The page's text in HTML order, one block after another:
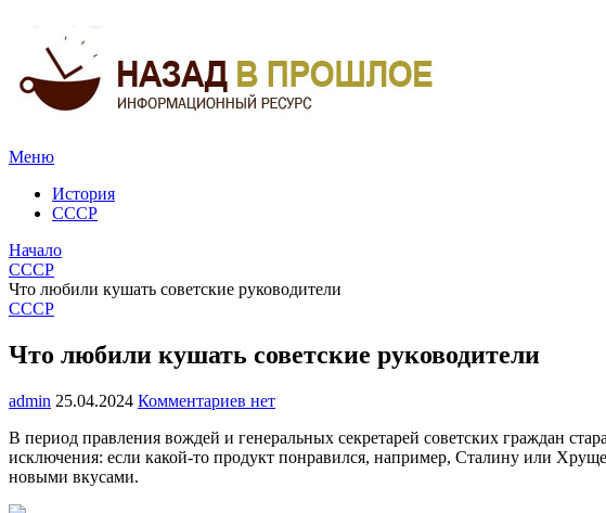
Меню
История
СССР
Начало
СССР
Что любили кушать советские руководители
СССР
Что любили кушать советские руководители
admin 25.04.2024 Комментариев нет
В период правления вождей и генеральных секретарей советских граждан
исключения: если какой-то продукт понравился, например, Сталину или
новыми вкусами.